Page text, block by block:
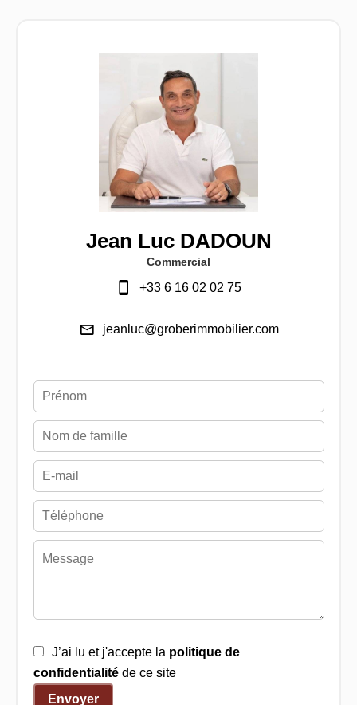
Jean Luc DADOUN
Commercial
+33 6 16 02 02 75
jeanluc@groberimmobilier.com
J’ai lu et j'accepte la politique de
confidentialitéde ce site
Envoyer